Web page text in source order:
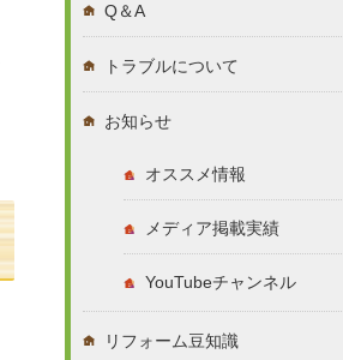
Q＆A
トラブルについて
お知らせ
オススメ情報
メディア掲載実績
YouTubeチャンネル
リフォーム豆知識